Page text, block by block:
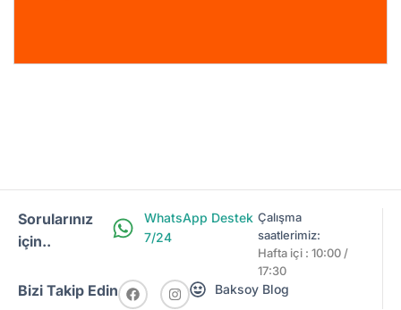
Sorularınız
için..
WhatsApp Destek
7/24
Çalışma
saatlerimiz:
Hafta içi : 10:00 /
17:30
Bizi Takip Edin Baksoy Blog